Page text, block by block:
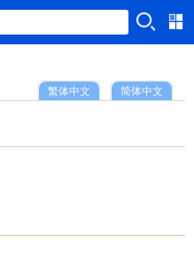
简体中文
繁体中文